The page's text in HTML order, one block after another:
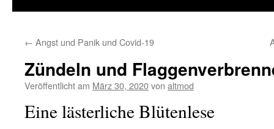
← Angst und Panik und Covid-19
Zündeln und
Veröffentlicht am März 30, 2020von altmod
Eine lästerliche Blütenlese